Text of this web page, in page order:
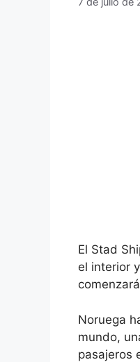
El Stad
el interior
Noruega
mundo,
pasajeros